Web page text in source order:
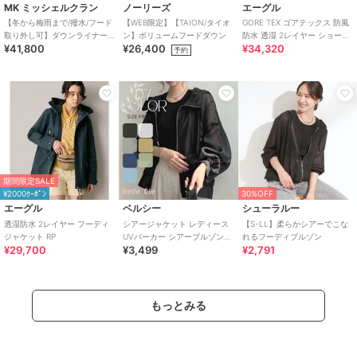
MK ミッシェルクラン
【冬から梅雨まで/撥水/フード
取り外し可】ダウンライナー
付きマルチwayモッズコート
¥41,800
ノーリーズ
【WEB限定】【TAION/タイオ
ン】ボリュームフードダウン
¥26,400 予約
エーグル
GORE TEX ゴアテックス 防風
防水 透湿 2レイヤー ショート
トレンチコート / フード脱着
¥34,320
期間限定SALE
¥2000ｸｰﾎﾟﾝ
エーグル
透湿防水 2レイヤー フーディ
ジャケット RP
¥29,700
ベルシー
シアージャケット レディース
UVパーカー シアーブルゾン
フードライトアウター 春夏 羽
¥3,499
30%OFF
シューラルー
【S-LL】柔らかシアーでこな
れるフーディブルゾン
¥2,791
もっとみる